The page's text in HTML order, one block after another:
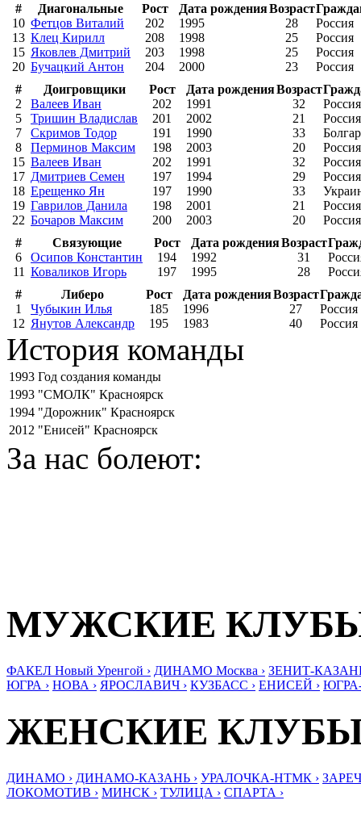
#
Диагональные Рост Дата рожденияВозраст
10 Фетцов Виталий 202 1995 28
Россия
13 Клец Кирилл 208 1998 25
Россия
15 Яковлев Дмитрий 203 1998 25
Россия
20 Бучацкий Антон 204 2000 23
Россия
#
Доигровщики Рост Дата рожденияВозраст
2
Валеев Иван 202 1991 32
Россия
5
Тришин Владислав 201 2002 21
Россия
7
Скримов Тодор 191 1990 33
8
Перминов Максим 198 2003 20
Россия
15 Валеев Иван 202 1991 32
Россия
17 Дмитриев Семен 197 1994 29
Россия
18 Ерещенко Ян 197 1990 33
19 Гаврилов Данила 198 2001 21
Россия
22 Бочаров Максим 200 2003 20
Россия
#
Связующие Рост Дата рожденияВозраст
6
Осипов Константин 194 1992 31
11 Коваликов Игорь 197 1995 28
#
Либеро Рост Дата рожденияВозраст
1
Чубыкин Илья 185 1996 27
Россия
12 Янутов Александр 195 1983 40 Россия
История команды
1993 Год создания команды
1993 "СМОЛК" Красноярск
1994 "Дорожник" Красноярск
2012 "Енисей" Красноярск
За нас болеют:
МУЖСКИЕ
ФАКЕЛ Новый Уренгой › ДИНАМО Москва › ЗЕНИТ-
ЮГРА › НОВА › ЯРОСЛАВИЧ › КУЗБАСС › ЕНИСЕЙ ›
ЖЕНСКИЕ
ДИНАМО › ДИНАМО-КАЗАНЬ › УРАЛОЧКА-НТМК ›
ЛОКОМОТИВ › МИНСК › ТУЛИЦА › СПАРТА ›